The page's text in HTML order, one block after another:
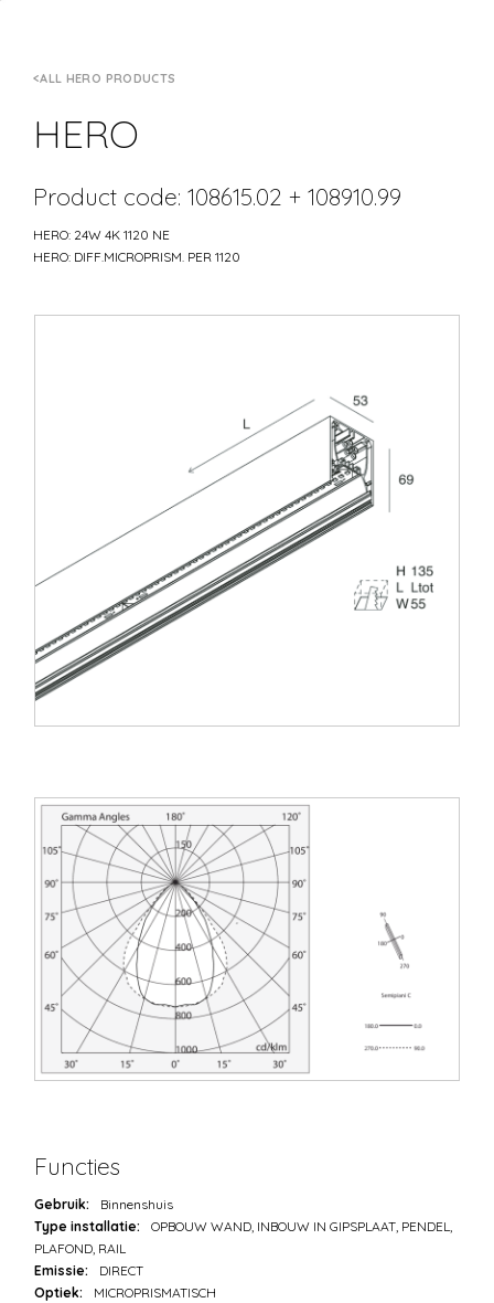
ALL HERO PRODUCTS
HERO
Product code: 108615.02 + 108910.99
HERO: 24W 4K 1120 NE
HERO: DIFF.MICROPRISM. PER 1120
Functies
Gebruik:
Binnenshuis
Type installatie:
OPBOUW WAND, INBOUW IN GIPSPLAAT, PENDEL,
PLAFOND, RAIL
Emissie:
DIRECT
Optiek:
MICROPRISMATISCH